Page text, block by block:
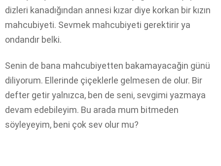
dizleri kanadığından annesi kızar diye korkan bir kızın
mahcubiyeti. Sevmek mahcubiyeti gerektirir ya
ondandır belki.
Senin de bana mahcubiyetten bakamayacağin günü
diliyorum. Ellerinde çiçeklerle gelmesen de olur. Bir
defter getir yalnızca, ben de seni, sevgimi yazmaya
devam edebileyim. Bu arada mum bitmeden
söyleyeyim, beni çok sev olur mu?